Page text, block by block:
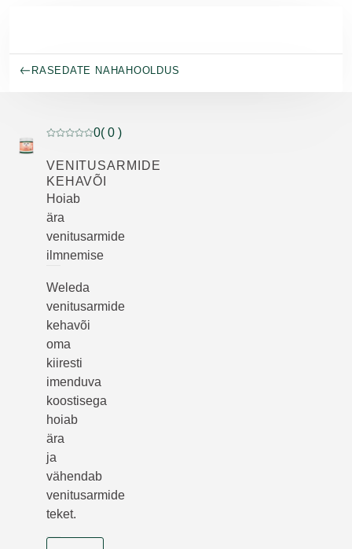
RASEDATE NAHAHOOLDUS
Praegune hinnang: 0 5-st tähest hinnanud 0 klienti
0( 0 )
VENITUSARMIDE
KEHAVÕI
Hoiab
ära
venitusarmide
ilmnemise
Weleda
venitusarmide
kehavõi
oma
kiiresti
imenduva
koostisega
hoiab
ära
ja
vähendab
venitusarmide
teket.